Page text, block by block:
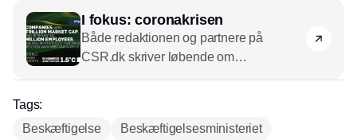
I fokus: coronakrisen
Både redaktionen og partnere på
CSR.dk skriver løbende om
Tags:
Beskæftigelse
Beskæftigelsesministeriet